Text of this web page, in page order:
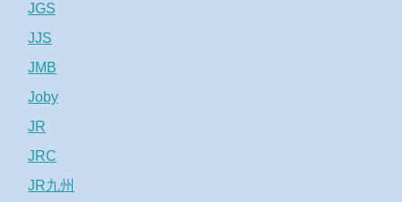
JGS
JJS
JMB
Joby
JR
JRC
JR九州